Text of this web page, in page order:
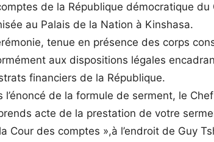
de la République démocratique du
au Palais de la Nation à Kinshasa.
tenue en présence des corps
aux dispositions légales
financiers de la République.
l’énoncé de la formule de serment, le
acte de la prestation de votre
Cour des comptes »,à l’endroit de Guy